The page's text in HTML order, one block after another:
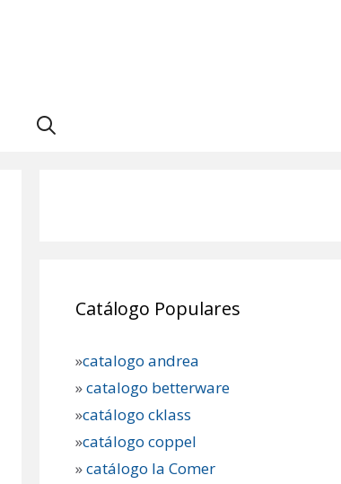
Catálogo Populares
»catalogo andrea
»catalogo betterware
»catálogo cklass
»catálogo coppel
»catálogo la Comer